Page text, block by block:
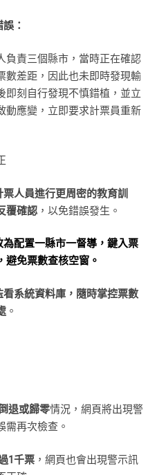
：
負責三個縣市，當時正在確認
數差距，因此也未即時發現輸
即刻自行發現不慎錯植，並立
動應變，立即要求計票員重新
票人員進行更周密的教育訓
覆確認 ，以免錯誤發生。
為配置一縣市一督導，鍵入票
避免票數查核空窗。
系統資料庫，隨時掌控票數
。
退或歸零情況，網頁將出現警
需再次檢查。
1千票 ，網頁也會出現警示訊